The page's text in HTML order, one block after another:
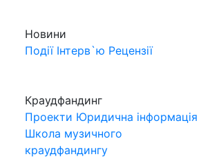
Новини
Події Інтерв`ю Рецензії
Краудфандинг
Проекти Юридична інформація
Школа музичного
краудфандингу